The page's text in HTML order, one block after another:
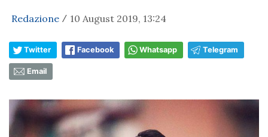
Redazione / 10 August 2019, 13:24
Twitter Facebook Whatsapp Telegram
Email